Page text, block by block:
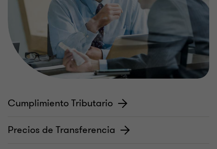
Cumplimiento Tributario
Precios de Transferencia